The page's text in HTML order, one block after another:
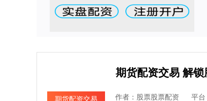
期货配资交易 解
期货配资交易 作者：股票股票配资 平